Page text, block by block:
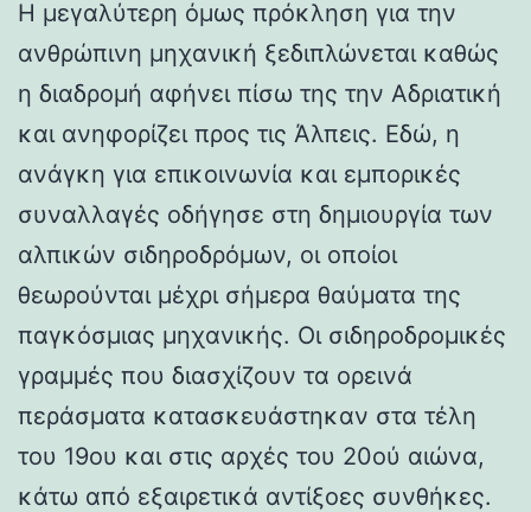
Η μεγαλύτερη όμως πρόκληση για την
ανθρώπινη μηχανική ξεδιπλώνεται καθώς
η διαδρομή αφήνει πίσω της την Αδριατική
και ανηφορίζει προς τις Άλπεις. Εδώ, η
ανάγκη για επικοινωνία και εμπορικές
συναλλαγές οδήγησε στη δημιουργία των
αλπικών σιδηροδρόμων, οι οποίοι
θεωρούνται μέχρι σήμερα θαύματα της
παγκόσμιας μηχανικής. Οι σιδηροδρομικές
γραμμές που διασχίζουν τα ορεινά
περάσματα κατασκευάστηκαν στα τέλη
του 19ου και στις αρχές του 20ού αιώνα,
κάτω από εξαιρετικά αντίξοες συνθήκες.